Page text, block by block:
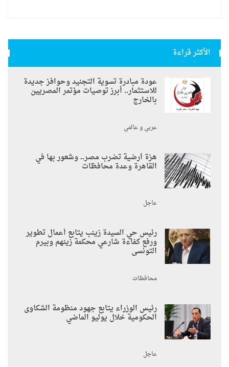
الأكثر قراءة
عودة مبادرة تسوية التجنيد وحوافز جديدة
للاستثمار.. أبرز توصيات مؤتمر المصريين
بالخارج
عربي و عالمي
هزة أرضية تضرب مصر.. وشعور بها في
القاهرة وعدة محافظات
عاجل
رئيس حي السيدة زينب يتابع أعمال تطوير
ورفع كفاءة شارعي محكمة زينهم وبيرم
التونسى
محافظات
رئيس الوزراء يتابع جهود منظومة الشكاوى
الحكومية خلال يوليو الماضي
عاجل